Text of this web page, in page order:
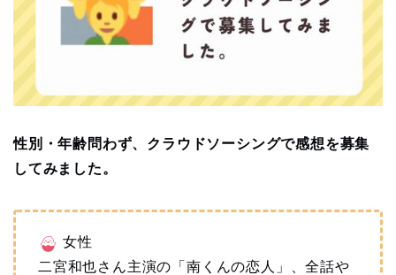
性別・年齢問わず、クラウドソーシングで感想を募集
してみました。
女性
二宮和也さん主演の「南くんの恋人」、全話や